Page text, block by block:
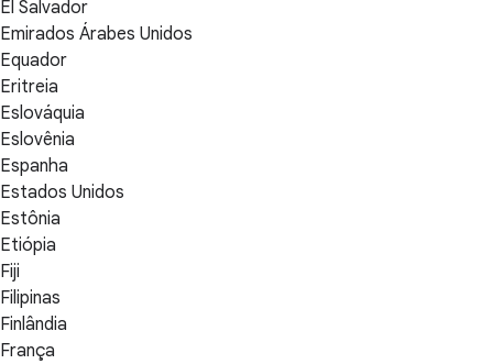
El Salvador
Emirados Árabes Unidos
Equador
Eritreia
Eslováquia
Eslovênia
Espanha
Estados Unidos
Estônia
Etiópia
Fiji
Filipinas
Finlândia
França